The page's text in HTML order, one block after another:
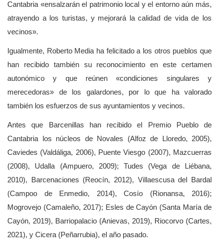
Cantabria «ensalzarán el patrimonio local y el entorno aún más,
atrayendo a los turistas, y mejorará la calidad de vida de los
vecinos».
Igualmente, Roberto Media ha felicitado a los otros pueblos que
han recibido también su reconocimiento en este certamen
autonómico y que reúnen «condiciones singulares y
merecedoras» de los galardones, por lo que ha valorado
también los esfuerzos de sus ayuntamientos y vecinos.
Antes que Barcenillas han recibido el Premio Pueblo de
Cantabria los núcleos de Novales (Alfoz de Lloredo, 2005),
Caviedes (Valdáliga, 2006), Puente Viesgo (2007), Mazcuerras
(2008), Udalla (Ampuero, 2009); Tudes (Vega de Liébana,
2010), Barcenaciones (Reocín, 2012), Villaescusa del Bardal
(Campoo de Enmedio, 2014), Cosío (Rionansa, 2016);
Mogrovejo (Camaleño, 2017); Esles de Cayón (Santa María de
Cayón, 2019), Barriopalacio (Anievas, 2019), Riocorvo (Cartes,
2021), y Cicera (Peñarrubia), el año pasado.